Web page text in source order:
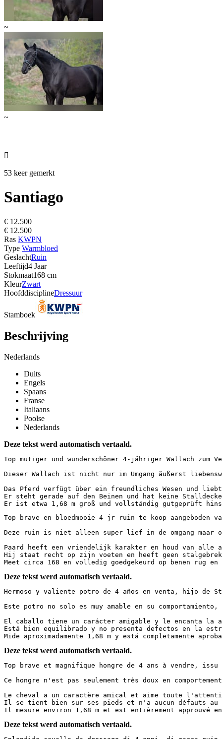
~
~

53 keer gemerkt
Santiago
€ 12.500
€ 12.500
Ras KWPN
Type Warmbloed
GeslachtRuin
Leeftijd4 Jaar
Stokmaat168 cm
KleurZwart
HoofddisciplineDressuur
Stamboek
Beschrijving
Nederlands
Duits
Engels
Spaans
Franse
Italiaans
Poolse
Nederlands
Deze tekst werd automatisch vertaald.
Top mutiger und wunderschöner 4-jähriger Wallach
Dieser Wallach ist nicht nur im Umgang äußerst
Das Pferd verfügt über ein freundliches Wesen und
Er steht gerade auf den Beinen und hat keine
Er ist etwa 1,68 m groß und vollständig gutgeprüft
Top brave en bloedmooie 4 jr ruin te koop
Deze ruin is niet alleen super lief in de omgang
Paard heeft een vriendelijk karakter en houd van alle
Hij staat recht op zijn voeten en heeft geen
Meet circa 168 en volledig goedgekeurd op benen rug
Deze tekst werd automatisch vertaald.
Hermoso y valiente potro de 4 años en venta, hijo de
Este potro no solo es muy amable en su
El caballo tiene un carácter amigable y le encanta
Está bien equilibrado y no presenta defectos en la
Mide aproximadamente 1,68 m y está completamente
Deze tekst werd automatisch vertaald.
Top brave et magnifique hongre de 4 ans à vendre,
Ce hongre n'est pas seulement très doux en
Le cheval a un caractère amical et aime toute
Il se tient bien sur ses pieds et n'a aucun défauts au
Il mesure environ 1,68 m et est entièrement approuvé
Deze tekst werd automatisch vertaald.